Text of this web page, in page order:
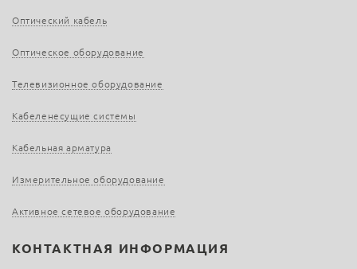
Оптический кабель
Оптическое оборудование
Телевизионное оборудование
Кабеленесущие системы
Кабельная арматура
Измерительное оборудование
Активное сетевое оборудование
КОНТАКТНАЯ ИНФОРМАЦИЯ